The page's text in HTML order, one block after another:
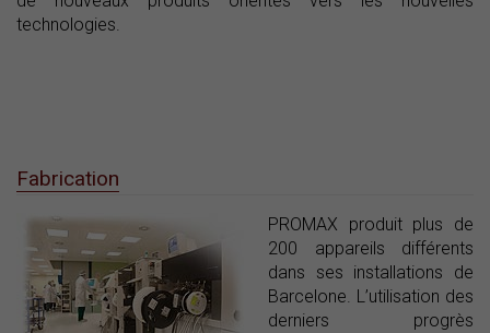
technologies.
Fabrication
PROMAX produit plus de
200 appareils différents
dans ses installations de
Barcelone. L’utilisation des
derniers progrès